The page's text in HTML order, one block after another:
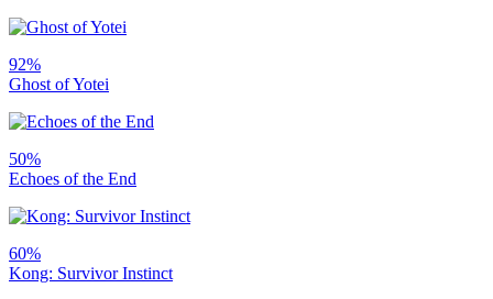
92%
Ghost of Yotei
50%
Echoes of the End
60%
Kong: Survivor Instinct